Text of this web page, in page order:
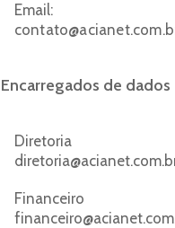
Email:
Encarregados de dados
Diretoria
Financeiro